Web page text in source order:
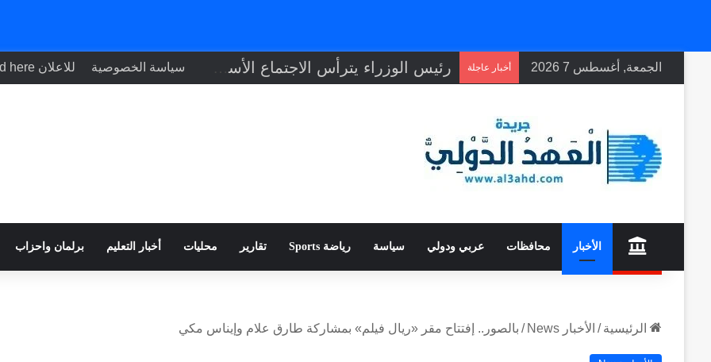
الجمعة, أغسطس 7 2026 أخبار عاجلة رئيس الوزراء يترأس الاجتماع الأسبوعي للحكومة سياسة الخصوصية للاعلان Your ad here
الأخبار محافظات عربي ودولي سياسة رياضة Sports تقارير محليات أخبار التعليم برلمان واحزاب
الرئيسية / الأخبار News / بالصور.. إفتتاح مقر «ريال فيلم» بمشاركة طارق علام وإيناس مكي